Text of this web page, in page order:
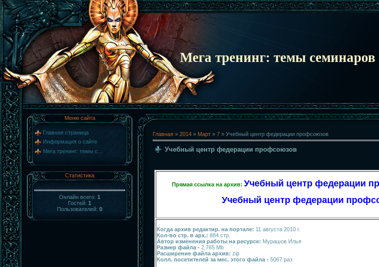
Мега тренинг: темы семинаров
Меню сайта
Главная страница
Информация о сайте
Мега тренинг: темы с...
Статистика
Онлайн всего: 1
Гостей: 1
Пользователей: 0
Главная » 2014 » Март » 7 » Учебный центр федерации профсоюзов
Учебный центр федерации профсоюзов
Прямая ссылка на архив: Учебный центр федерации
Учебный центр федерации
Когда архив редактир. на портале: 11 августа 2010 г.
Кол-во стр. в арх.: 884 стр.
Автор изменения работы на ресурсе: Мурашов Илья
Размер файла - 2,765 Mb
Расширение файла архив: zip
Колл. посетителей за мес. этого файла - 5067 раз